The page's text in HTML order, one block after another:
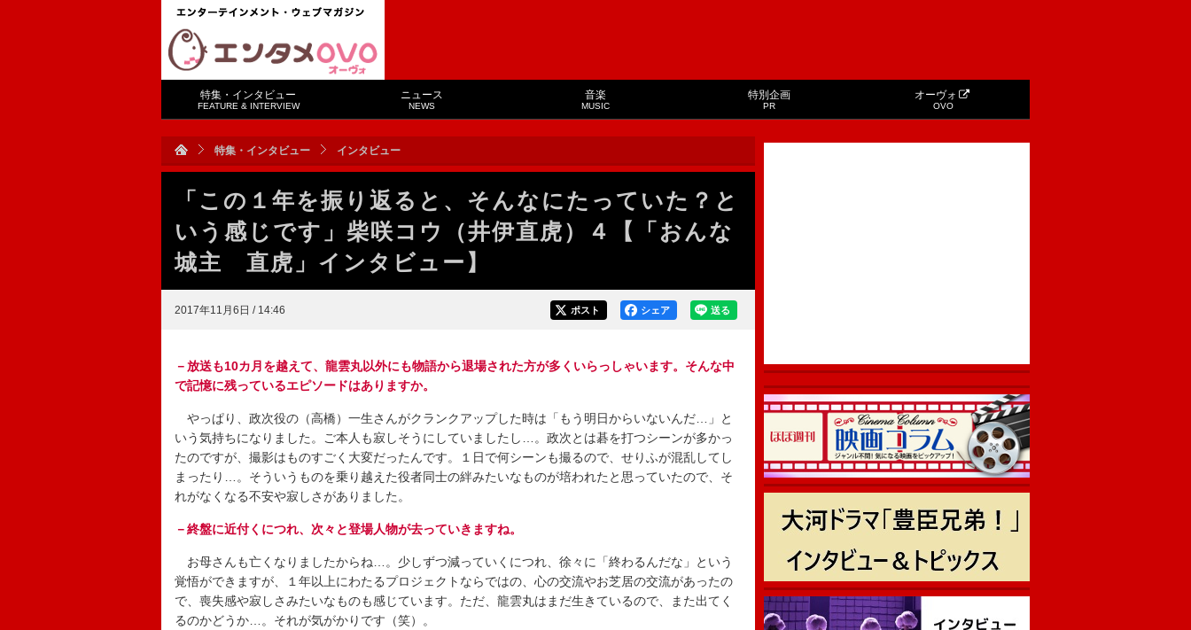
特集・インタビュー
FEATURE & INTERVIEW
ニュース
NEWS
音楽
MUSIC
特別企画
PR
オーヴォ
OVO
特集・インタビュー インタビュー
「この１年を振り返ると、そんなにたっていた？と
いう感じです」柴咲コウ（井伊直虎）４【「おんな
城主 直虎」インタビュー】
2017年11月6日 / 14:46 送る
シェア
ポスト
－放送も10カ月を越えて、龍雲丸以外にも物語から退場された方が多くいらっしゃいます。そんな中
で記憶に残っているエピソードはありますか。
やっぱり、政次役の（高橋）一生さんがクランクアップした時は「もう明日からいないんだ…」と
いう気持ちになりました。ご本人も寂しそうにしていましたし…。政次とは碁を打つシーンが多かっ
たのですが、撮影はものすごく大変だったんです。１日で何シーンも撮るので、せりふが混乱してし
まったり…。そういうものを乗り越えた役者同士の絆みたいなものが培われたと思っていたので、そ
れがなくなる不安や寂しさがありました。
－終盤に近付くにつれ、次々と登場人物が去っていきますね。
お母さんも亡くなりましたからね…。少しずつ減っていくにつれ、徐々に「終わるんだな」という
覚悟ができますが、１年以上にわたるプロジェクトならではの、心の交流やお芝居の交流があったの
で、喪失感や寂しさみたいなものも感じています。ただ、龍雲丸はまだ生きているので、また出てく
るのかどうか…。それが気がかりです（笑）。